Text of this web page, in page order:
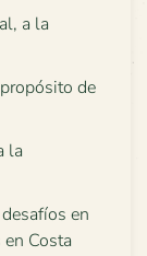
a la
de
la
en
Costa